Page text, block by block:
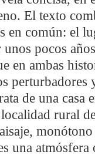
El texto
en común: el
pocos
en ambas
perturbadores
de una casa
rural
una atmósfera